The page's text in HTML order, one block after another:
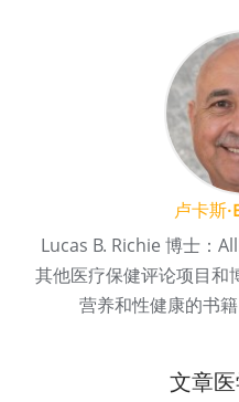
卢卡斯
Lucas B. Richie 博士：
其他医疗保健评论项目和
营养和性健康的书
文章医